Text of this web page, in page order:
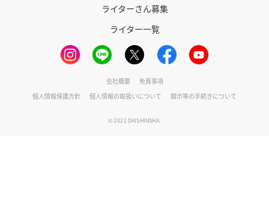
ライターさん募集
ライター一覧
会社概要
免責事項
個人情報保護方針
個人情報の取扱いについて 開示等の手続きについて
© 2021 DAISHINSHA.